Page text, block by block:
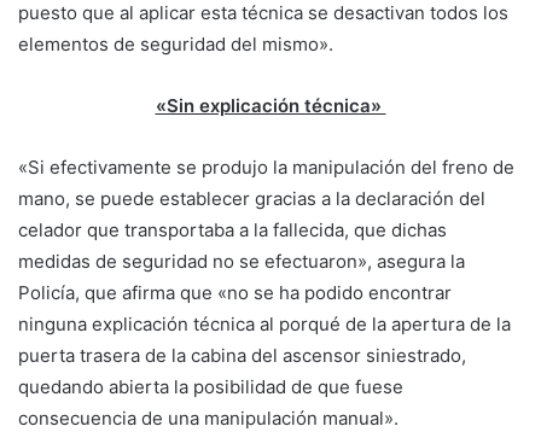
puesto que al aplicar esta técnica se desactivan todos los
elementos de seguridad del mismo».
«Sin explicación técnica»
«Si efectivamente se produjo la manipulación del freno de
mano, se puede establecer gracias a la declaración del
celador que transportaba a la fallecida, que dichas
medidas de seguridad no se efectuaron», asegura la
Policía, que afirma que «no se ha podido encontrar
ninguna explicación técnica al porqué de la apertura de la
puerta trasera de la cabina del ascensor siniestrado,
quedando abierta la posibilidad de que fuese
consecuencia de una manipulación manual».